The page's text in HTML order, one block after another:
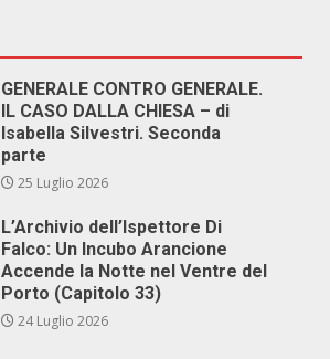
GENERALE CONTRO GENERALE.
IL CASO DALLA CHIESA – di
Isabella Silvestri. Seconda
parte
25 Luglio 2026
L’Archivio dell’Ispettore Di
Falco: Un Incubo Arancione
Accende la Notte nel Ventre del
Porto (Capitolo 33)
24 Luglio 2026